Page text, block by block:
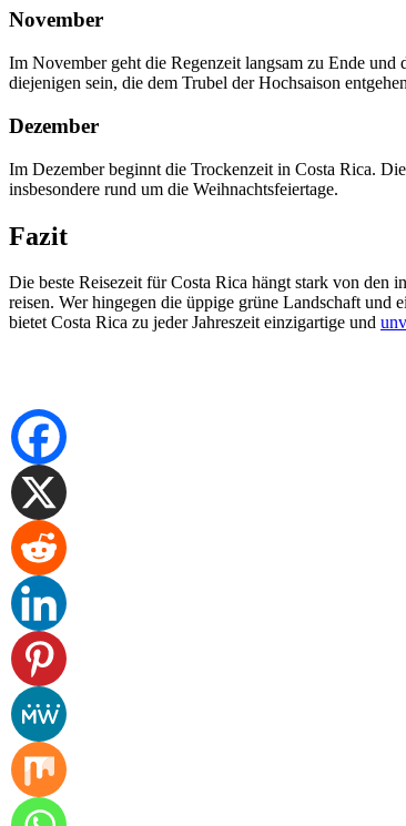
November
Im November geht die Regenzeit langsam zu Ende
diejenigen sein, die dem Trubel der Hochsaison
Dezember
Im Dezember beginnt die Trockenzeit in Costa Rica.
insbesondere rund um die Weihnachtsfeiertage.
Fazit
Die beste Reisezeit für Costa Rica hängt stark von den
reisen. Wer hingegen die üppige grüne Landschaft
bietet Costa Rica zu jeder Jahreszeit einzigartige und